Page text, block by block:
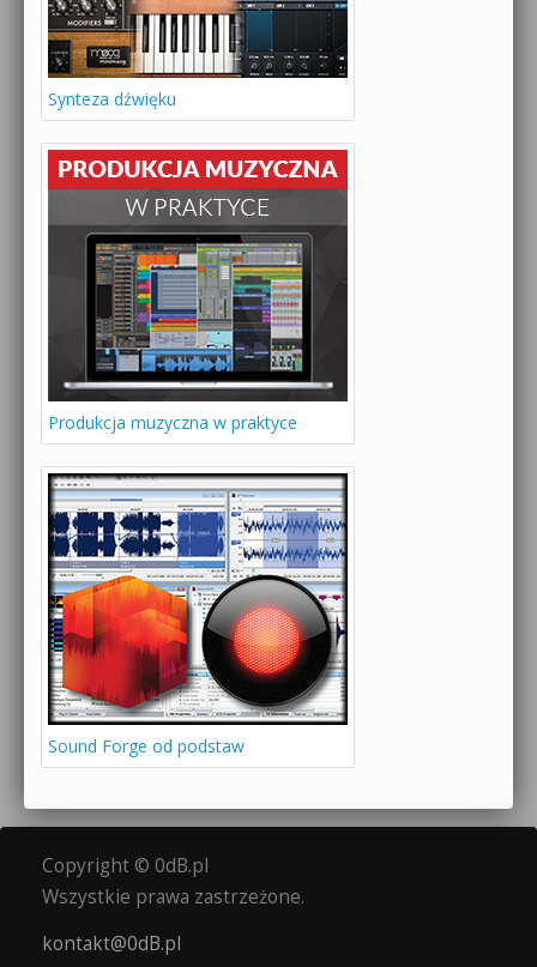
Synteza dźwięku
Produkcja muzyczna w praktyce
Sound Forge od podstaw
Copyright © 0dB.pl
Wszystkie prawa zastrzeżone.
kontakt@0dB.pl